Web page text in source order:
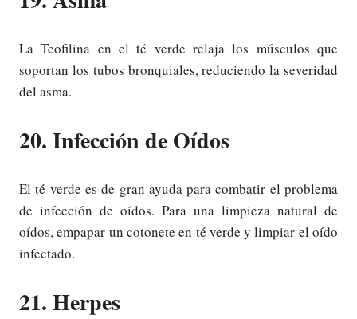
La Teofilina en el té verde relaja los músculos que
soportan los tubos bronquiales, reduciendo la severidad
del asma.
20. Infección de Oídos
El té verde es de gran ayuda para combatir el problema
de infección de oídos. Para una limpieza natural de
oídos, empapar un cotonete en té verde y limpiar el oído
infectado.
21. Herpes